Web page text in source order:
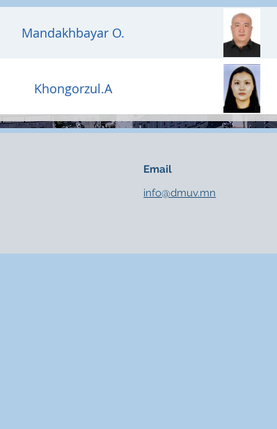
Mandakhbayar O.
Khongorzul.A
Email
info@dmuv.mn